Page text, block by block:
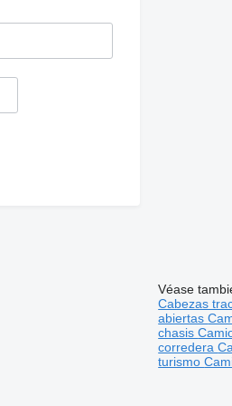
Véase
Cabezas
abiertas
chasis
corredera
turismo